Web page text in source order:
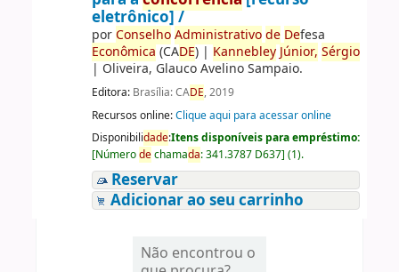
eletrônico] /
porConselho Administrativo de Defesa
Econômica (CADE)| Kannebley Júnior, Sérgio
| Oliveira, Glauco Avelino Sampaio.
Editora: Brasília: CADE, 2019
Recursos online:Clique aqui para acessar online
Disponibilidade:Itens disponíveis para empréstimo:
[Númerodechamada:341.3787 D637] (1).
Reservar
Adicionar ao seu carrinho
Não encontrou o